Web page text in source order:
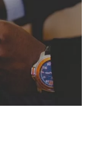
involved in the